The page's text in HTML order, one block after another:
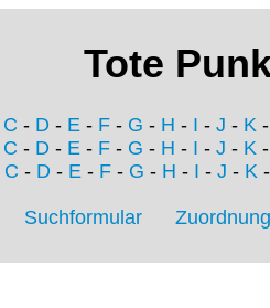
Tote
C - D - E - F - G - H - I - J - K
C - D - E - F - G - H - I - J - K
C - D- E- F- G - H - I - J - K
Suchformular